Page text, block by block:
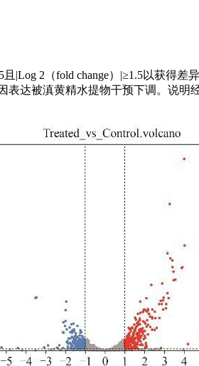
|Log 2（fold change）|≥1.5以获得
表达被滇黄精水提物干预下调。说明